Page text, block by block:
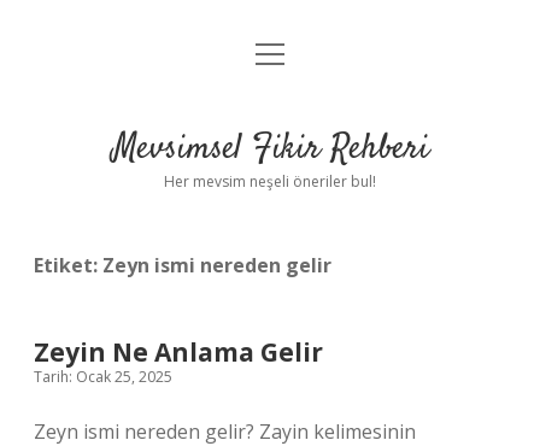
Anasayfa
Yasal Uyarı
menüyü
Mevsimsel Fikir Rehberi
Her mevsim neşeli öneriler bul!
Etiket: Zeyn ismi nereden gelir
Zeyin Ne Anlama Gelir
Tarih: Ocak 25, 2025
Zeyn ismi nereden gelir? Zayin kelimesinin